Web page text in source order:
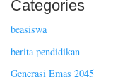
Categories
beasiswa
berita pendidikan
Generasi Emas 2045